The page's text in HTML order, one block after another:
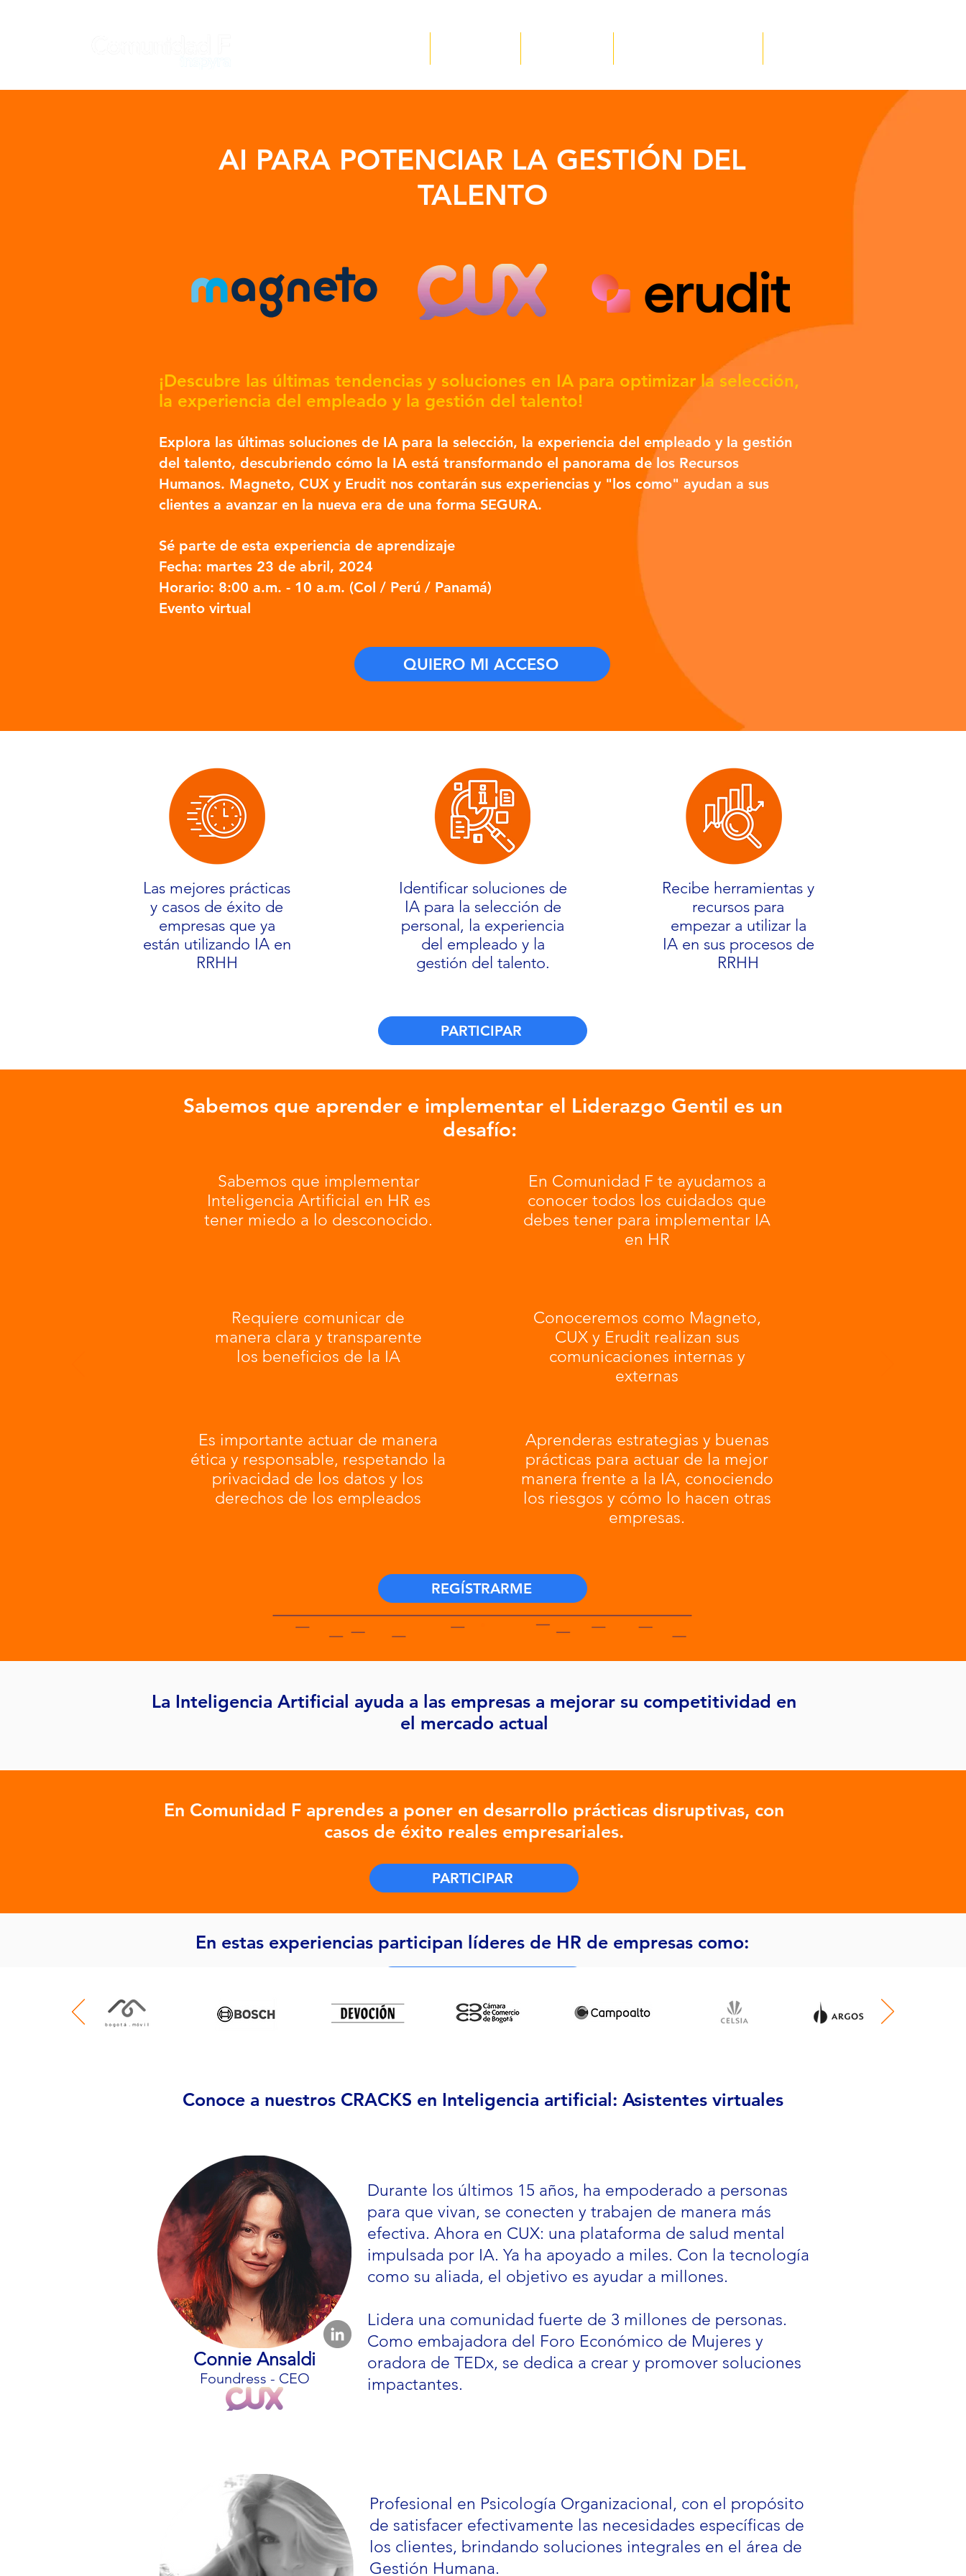
AI PARA POTENCIAR LA GESTIÓN DEL
TALENTO
¡Descubre las últimas tendencias y soluciones en IA para optimizar la selección,
la experiencia del empleado y la gestión del talento!
Explora las últimas soluciones de IA para la selección, la experiencia del empleado y la gestión
del talento, descubriendo cómo la IA está transformando el panorama de los Recursos
Humanos. Magneto, CUX y Erudit nos contarán sus experiencias y "los como" ayudan a sus
clientes a avanzar en la nueva era de una forma SEGURA.
Sé parte de esta experiencia de aprendizaje
Fecha: martes 23 de abril, 2024
Horario: 8:00 a.m. - 10 a.m. (Col / Perú / Panamá)
Evento virtual
QUIERO MI ACCESO
Las mejores prácticas
y casos de éxito de
empresas que ya
están utilizando IA en
RRHH
Identificar soluciones de
IA para la selección de
personal, la experiencia
del empleado y la
gestión del talento.
Recibe herramientas y
recursos para
empezar a utilizar la
IA en sus procesos de
RRHH
PARTICIPAR
Sabemos que aprender e implementar el Liderazgo Gentil es un
desafío:
Sabemos que implementar
Inteligencia Artificial en HR es
tener miedo a lo desconocido.
En Comunidad F te ayudamos a
conocer todos los cuidados que
debes tener para implementar IA
en HR
Requiere comunicar de
manera clara y transparente
los beneficios de la IA
Es importante actuar de manera
ética y responsable, respetando la
privacidad de los datos y los
derechos de los empleados
Conoceremos como Magneto,
CUX y Erudit realizan sus
comunicaciones internas y
externas
Aprenderas estrategias y buenas
prácticas para actuar de la mejor
manera frente a la IA, conociendo
los riesgos y cómo lo hacen otras
empresas.
REGÍSTRARME
La Inteligencia Artificial ayuda a las empresas a mejorar su competitividad en
el mercado actual
En Comunidad F aprendes a poner en desarrollo prácticas disruptivas, con
casos de éxito reales empresariales.
PARTICIPAR
En estas experiencias participan líderes de HR de empresas como:
Conoce a nuestros CRACKS en Inteligencia artificial: Asistentes virtuales
Connie Ansaldi
Foundress - CEO
Durante los últimos 15 años, ha empoderado a personas
para que vivan, se conecten y trabajen de manera más
efectiva. Ahora en CUX: una plataforma de salud mental
impulsada por IA. Ya ha apoyado a miles. Con la tecnología
como su aliada, el objetivo es ayudar a millones.
Lidera una comunidad fuerte de 3 millones de personas.
Como embajadora del Foro Económico de Mujeres y
oradora de TEDx, se dedica a crear y promover soluciones
impactantes.
Profesional en Psicología Organizacional, con el propósito
de satisfacer efectivamente las necesidades específicas de
los clientes, brindando soluciones integrales en el área de
Gestión Humana.